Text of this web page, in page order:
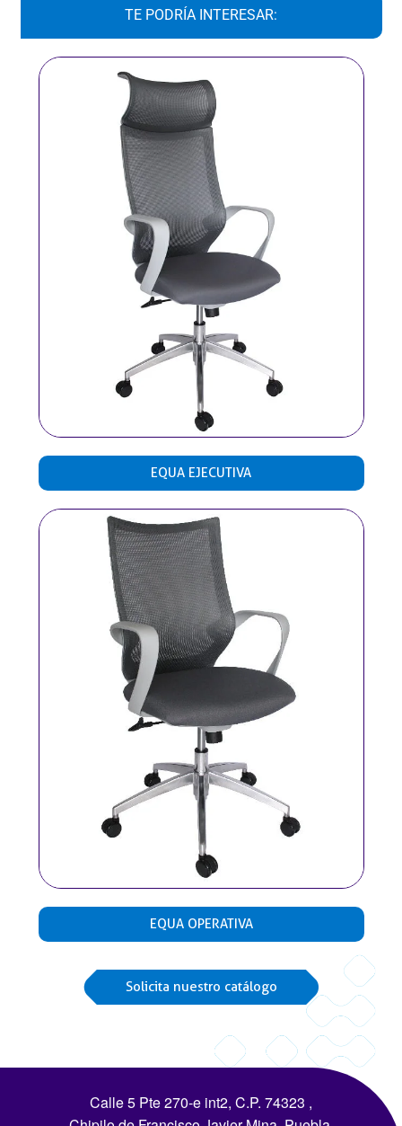
TE PODRÍA INTERESAR:
EQUA EJECUTIVA
EQUA OPERATIVA
Solicita nuestro catálogo
Calle 5 Pte 270-e int2, C.P. 74323 ,